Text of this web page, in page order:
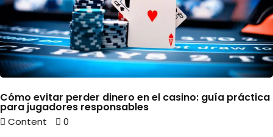
Cómo evitar perder dinero en el casino: guía práctica
para jugadores responsables
Content 0